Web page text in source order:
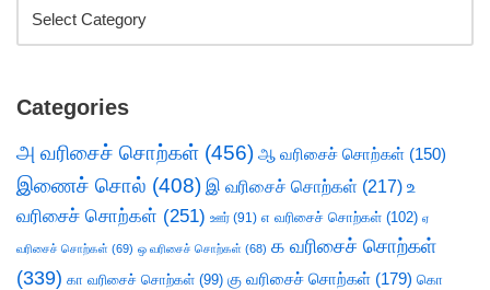
Categories
அ வரிசைச் சொற்கள் (456) ஆ வரிசைச் சொற்கள் (150)
இணைச் சொல் (408) இ வரிசைச் சொற்கள் (217) உ
வரிசைச் சொற்கள் (251) ஊர் (91) எ வரிசைச் சொற்கள் (102) ஏ
வரிசைச் சொற்கள் (69) ஒ வரிசைச் சொற்கள் (68) க வரிசைச் சொற்கள்
(339) கா வரிசைச் சொற்கள் (99) கு வரிசைச் சொற்கள் (179) கொ